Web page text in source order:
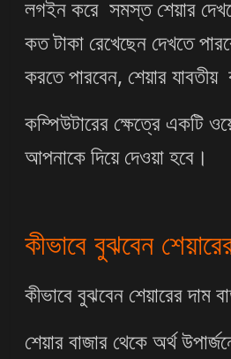
লগইন করে সমস্ত শেয়ার
কত টাকা রেখেছেন দেখতে
করতে পারবেন, শেয়ার
কম্পিউটারের ক্ষেত্রে একটি
আপনাকে দিয়ে দেওয়া হবে।
কীভাবে বুঝবেন
কীভাবে বুঝবেন শেয়ারের দাম
শেয়ার বাজার থেকে অর্থ